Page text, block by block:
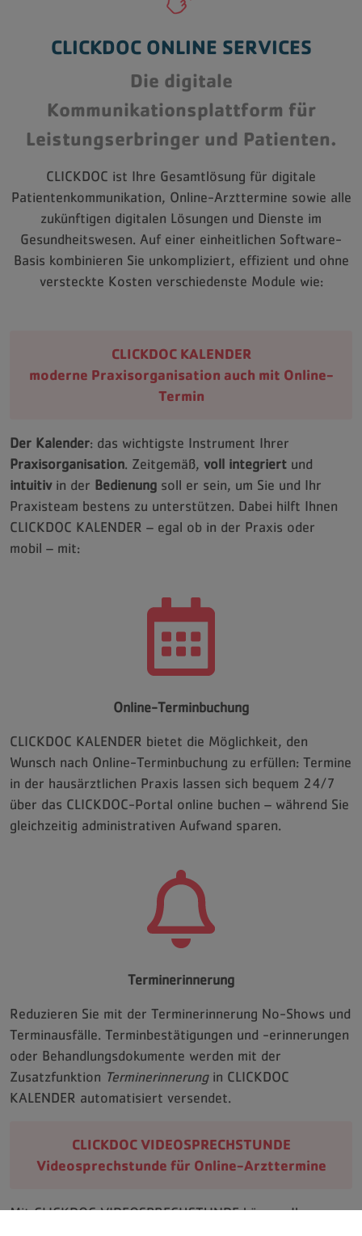
CLICKDOC ONLINE SERVICES
Die digitale
Kommunikationsplattform für
Leistungserbringer und Patienten.
CLICKDOC ist Ihre Gesamtlösung für digitale
Patientenkommunikation, Online-Arzttermine sowie alle
zukünftigen digitalen Lösungen und Dienste im
Gesundheitswesen. Auf einer einheitlichen Software-
Basis kombinieren Sie unkompliziert, effizient und ohne
versteckte Kosten verschiedenste Module wie:
CLICKDOC KALENDER
moderne Praxisorganisation auch mit Online-
Termin
Der Kalender: das wichtigste Instrument Ihrer
Praxisorganisation. Zeitgemäß, voll integriert und
intuitivin der Bedienung soll er sein, um Sie und Ihr
Praxisteam bestens zu unterstützen. Dabei hilft Ihnen
CLICKDOC KALENDER – egal ob in der Praxis oder
mobil – mit:
Online-Terminbuchung
CLICKDOC KALENDER bietet die Möglichkeit, den
Wunsch nach Online-Terminbuchung zu erfüllen: Termine
in der hausärztlichen Praxis lassen sich bequem 24/7
über das CLICKDOC-Portal online buchen – während Sie
gleichzeitig administrativen Aufwand sparen.
Terminerinnerung
Reduzieren Sie mit der Terminerinnerung No-Shows und
Terminausfälle. Terminbestätigungen und -erinnerungen
oder Behandlungsdokumente werden mit der
Zusatzfunktion Terminerinnerung in CLICKDOC
KALENDER automatisiert versendet.
CLICKDOC VIDEOSPRECHSTUNDE
Videosprechstunde für Online-Arzttermine
Mit CLICKDOC VIDEOSPRECHSTUNDE können Ihre